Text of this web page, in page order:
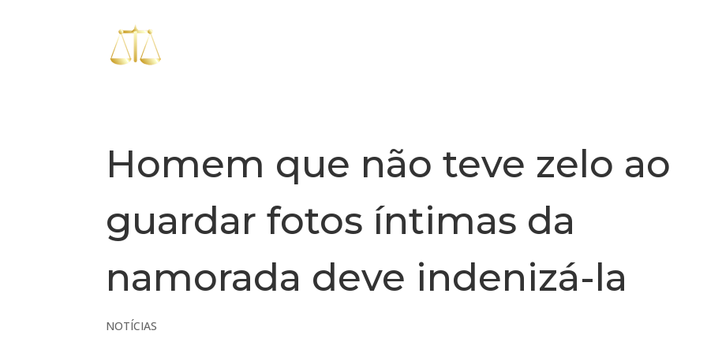
Homem que não teve zelo ao
guardar fotos íntimas da
namorada deve indenizá-la
NOTÍCIAS